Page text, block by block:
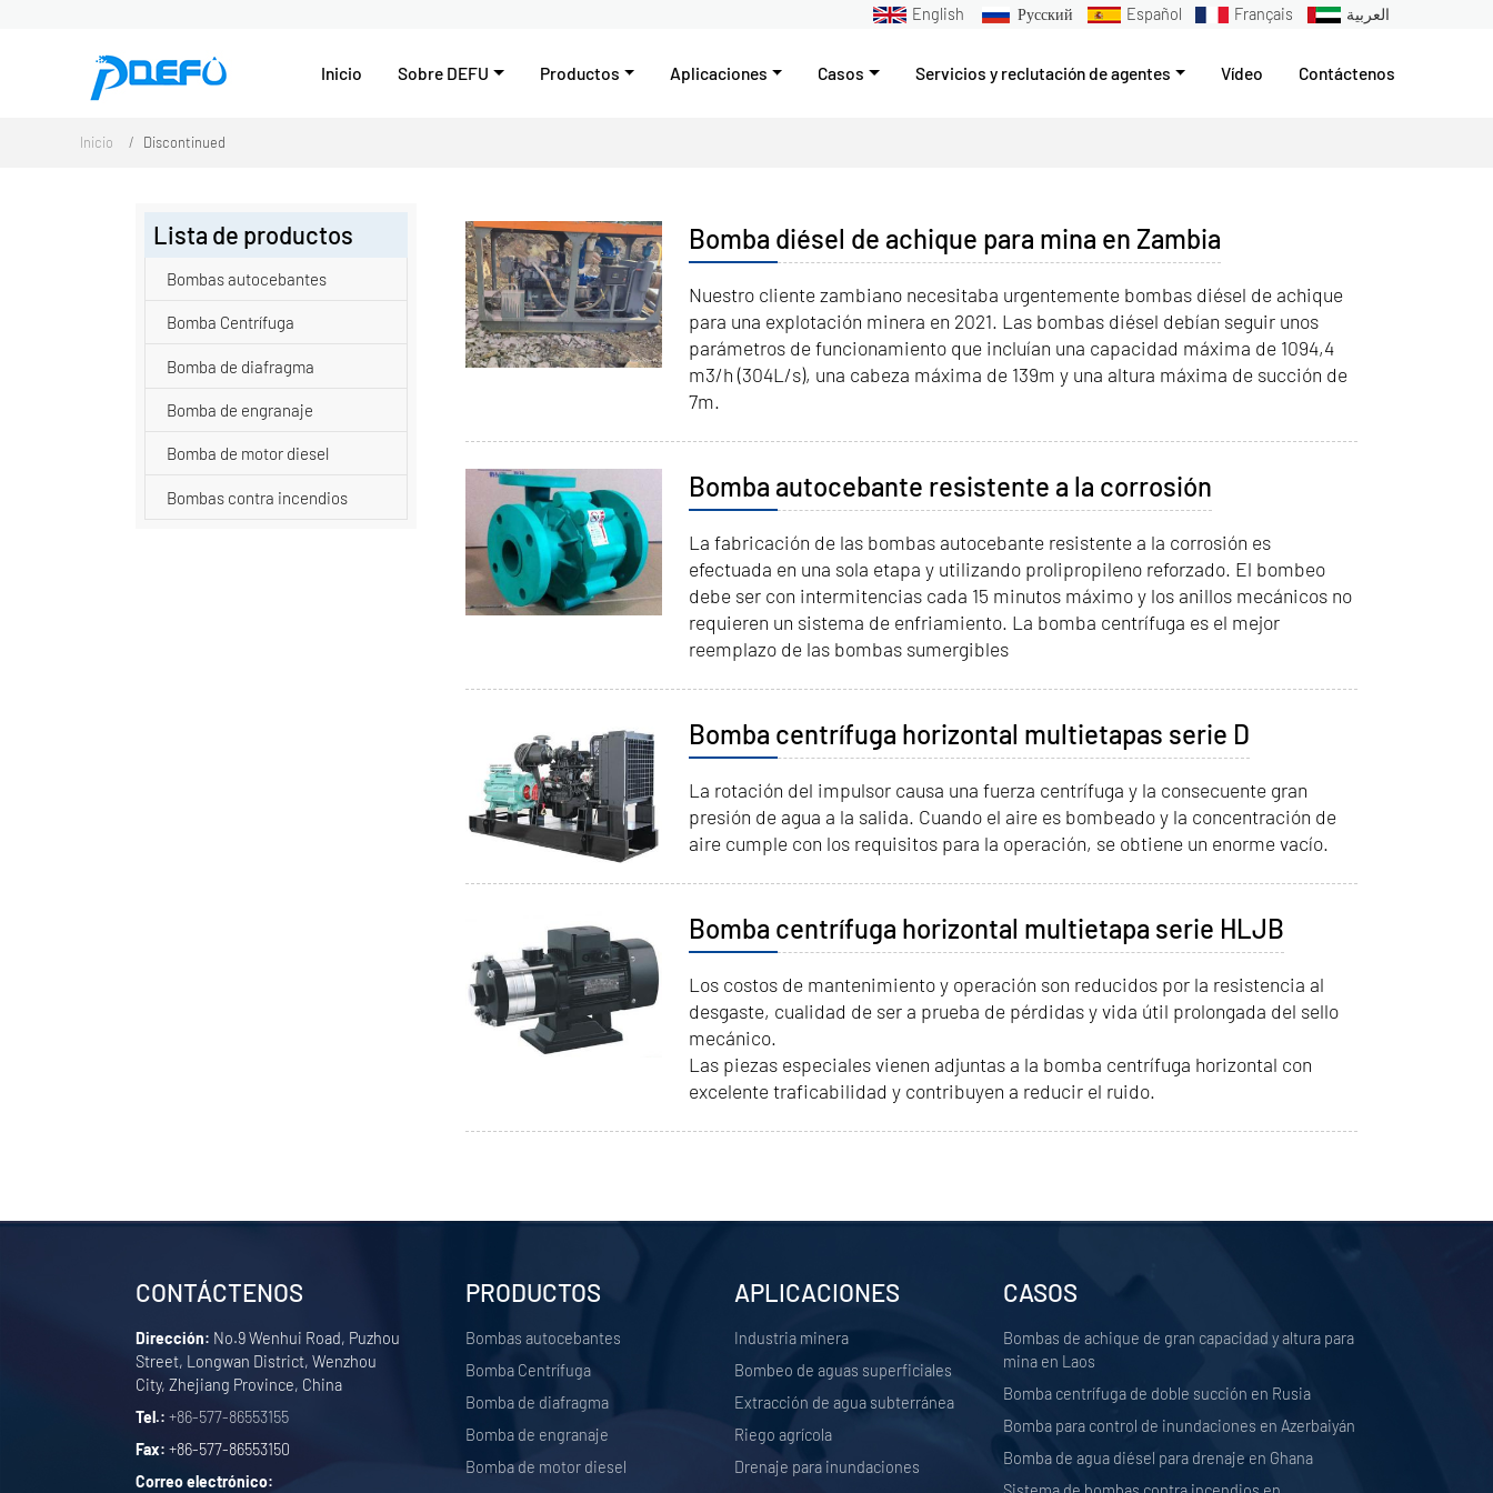
English Русский Español Français العربية
Inicio Sobre DEFU Productos Aplicaciones Casos Servicios y reclutación de agentes Vídeo Contáctenos
Inicio Discontinued
Bomba diésel de achique para mina en Zambia
Nuestro cliente zambiano necesitaba urgentemente bombas diésel de achique
para una explotación minera en 2021. Las bombas diésel debían seguir unos
parámetros de funcionamiento que incluían una capacidad máxima de 1094,4
m3/h (304L/s), una cabeza máxima de 139m y una altura máxima de succión de
7m.
Bomba autocebante resistente a la corrosión
La fabricación de las bombas autocebante resistente a la corrosión es
efectuada en una sola etapa y utilizando prolipropileno reforzado. El bombeo
debe ser con intermitencias cada 15 minutos máximo y los anillos mecánicos no
requieren un sistema de enfriamiento. La bomba centrífuga es el mejor
reemplazo de las bombas sumergibles
Bomba centrífuga horizontal multietapas serie D
La rotación del impulsor causa una fuerza centrífuga y la consecuente gran
presión de agua a la salida. Cuando el aire es bombeado y la concentración de
aire cumple con los requisitos para la operación, se obtiene un enorme vacío.
Bomba centrífuga horizontal multietapa serie HLJB
Los costos de mantenimiento y operación son reducidos por la resistencia al
desgaste, cualidad de ser a prueba de pérdidas y vida útil prolongada del sello
mecánico.
Las piezas especiales vienen adjuntas a la bomba centrífuga horizontal con
excelente traficabilidad y contribuyen a reducir el ruido.
Lista de productos
Bombas autocebantes
Bomba Centrífuga
Bomba de diafragma
Bomba de engranaje
Bomba de motor diesel
Bombas contra incendios
CONTÁCTENOS
Dirección: No.9 Wenhui Road, Puzhou
Street, Longwan District, Wenzhou
City, Zhejiang Province, China
Tel.: +86-577-86553155
Fax: +86-577-86553150
Correo electrónico:
PRODUCTOS
Bombas autocebantes
Bomba Centrífuga
Bomba de diafragma
Bomba de engranaje
Bomba de motor diesel
APLICACIONES
Industria minera
Bombeo de aguas superficiales
Extracción de agua subterránea
Riego agrícola
Drenaje para inundaciones
CASOS
Bombas de achique de gran capacidad y altura para
mina en Laos
Bomba centrífuga de doble succión en Rusia
Bomba para control de inundaciones en Azerbaiyán
Bomba de agua diésel para drenaje en Ghana